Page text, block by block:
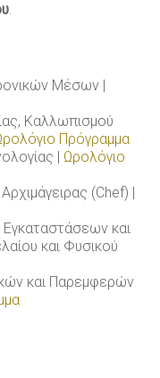
.
Μέσων |
Καλλωπισμού
Πρόγραμμα
| Ωρολόγιο
(Chef) |
και
και Φυσικού
και Παρεμφερών